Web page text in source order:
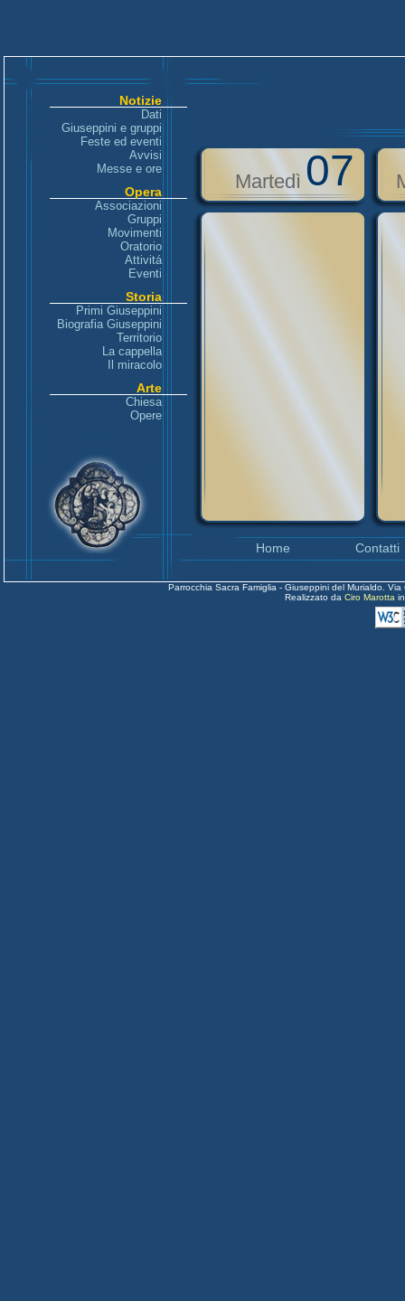
Notizie
Dati
Giuseppini e gruppi
Feste ed eventi
Avvisi
Messe e ore
Opera
Associazioni
Gruppi
Movimenti
Oratorio
Attivitá
Eventi
Storia
Primi Giuseppini
Biografia Giuseppini
Territorio
La cappella
Il miracolo
Arte
Chiesa
Opere
Martedì 07
Home Contatti
Parrocchia Sacra Famiglia - Giuseppini del Murialdo.
Realizzato da Ciro Marotta